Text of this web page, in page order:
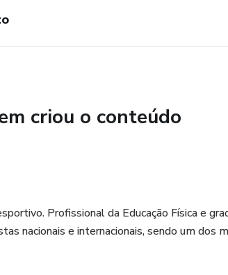
- Desenvolver
criou o conteúdo
Profissional da Educação Física e
nacionais e internacionais, sendo um dos